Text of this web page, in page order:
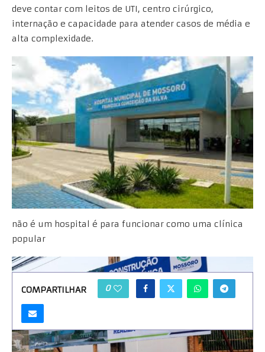
deve contar com leitos de UTI, centro cirúrgico,
internação e capacidade para atender casos de média e
alta complexidade.
não é um hospital é para funcionar como uma clínica
popular
COMPARTILHAR 0